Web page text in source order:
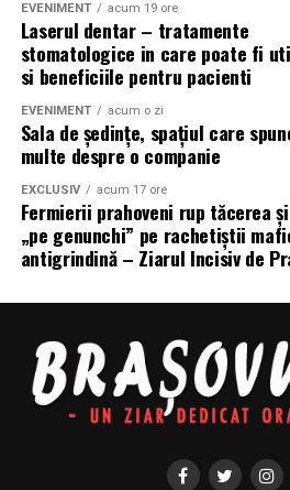
pot fi aplicate pe diverse
mașinii.
Personalizare Unică
Aplicareastickerelor auto
modalitate de a face mașina ta să
alege dintr-o varietate de
Personalizatesau poți crea
personalitatea și stilul tău.
Valoare de Revânzare Crescută
Mașinile cu
stickere auto
valoare de revânzare crescută.
faptului că acestea oferă un
ce le face mai atrăgătoare
EVENIMENT acum 19 ore
Laserul dentar – tratamente
stomatologice in care poate fi
si beneficiile pentru pacienti
EVENIMENT acum o zi
Sala de ședințe, spațiul care
multe despre o companie
EXCLUSIV acum 17 ore
Fermierii prahoveni rup tăcerea
„pe genunchi” pe rachetiștii
antigrindină – Ziarul Incisiv de